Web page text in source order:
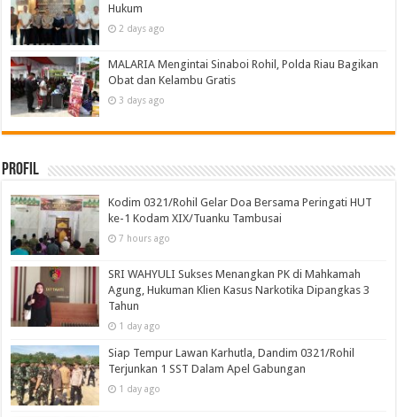
Hukum
2 days ago
MALARIA Mengintai Sinaboi Rohil, Polda Riau Bagikan
Obat dan Kelambu Gratis
3 days ago
Profil
Kodim 0321/Rohil Gelar Doa Bersama Peringati HUT
ke-1 Kodam XIX/Tuanku Tambusai
7 hours ago
SRI WAHYULI Sukses Menangkan PK di Mahkamah
Agung, Hukuman Klien Kasus Narkotika Dipangkas 3
Tahun
1 day ago
Siap Tempur Lawan Karhutla, Dandim 0321/Rohil
Terjunkan 1 SST Dalam Apel Gabungan
1 day ago